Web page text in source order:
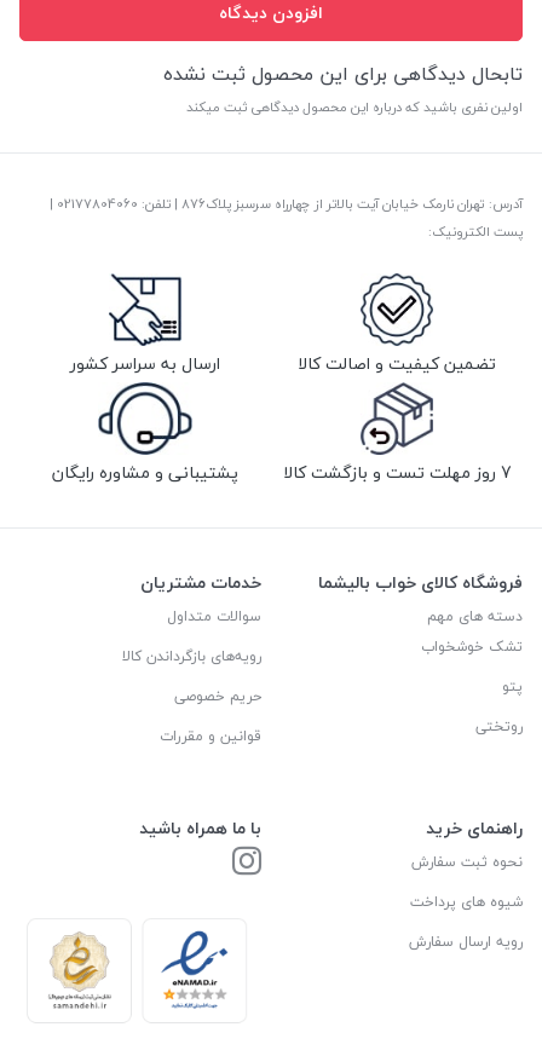
افزودن دیدگاه
تابحال دیدگاهی برای این محصول ثبت نشده
اولین نفری باشید که درباره این محصول دیدگاهی ثبت میکند
آدرس: تهران نارمک خیابان آیت بالاتر از چهارراه سرسبز پلاک876 | تلفن: ‎02177804060 |
پست الکترونیک:
تضمین کیفیت و اصالت کالا ارسال به سراسر کشور
7 روز مهلت تست و بازگشت کالا پشتیبانی و مشاوره رایگان
فروشگاه کالای خواب بالیشما
دسته های مهم
تشک خوشخواب
پتو
روتختی
خدمات مشتریان
سوالات متداول
رویه‌های بازگرداندن کالا
حریم خصوصی
قوانین و مقررات
راهنمای خرید
نحوه ثبت سفارش
شیوه های پرداخت
رویه ارسال سفارش
با ما همراه باشید